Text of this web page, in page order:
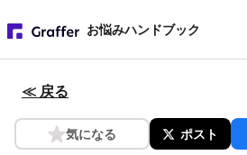
お悩みハンドブック
≪ 戻る
気になる ポスト